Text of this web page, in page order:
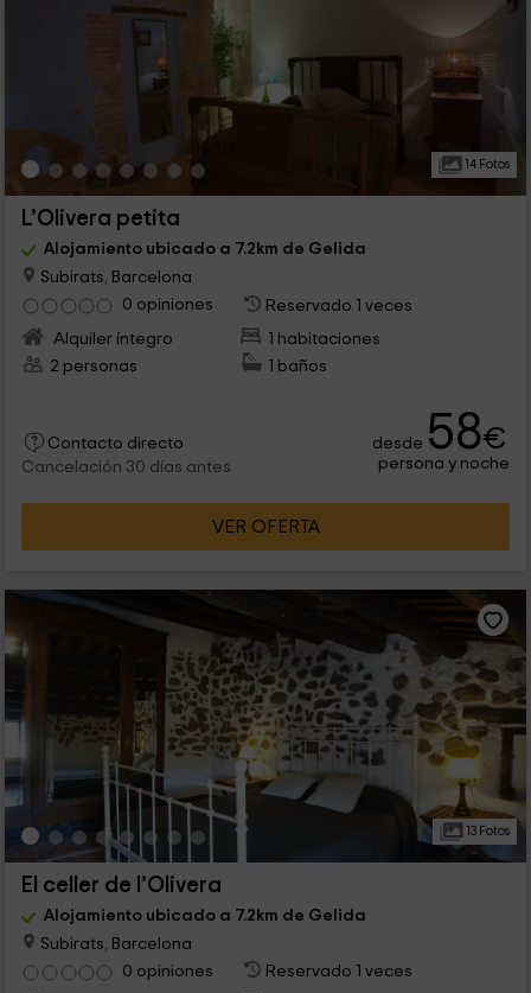
14 Fotos
L’Olivera petita
Alojamiento ubicado a 7.2km de Gelida
Subirats, Barcelona
0 opiniones
Reservado 1 veces
Alquiler íntegro
1 habitaciones
2 personas
1 baños
Contacto directo
Cancelación 30 días antes
desde 58€
persona y noche
VER OFERTA
13 Fotos
El celler de l’Olivera
Alojamiento ubicado a 7.2km de Gelida
Subirats, Barcelona
0 opiniones
Reservado 1 veces